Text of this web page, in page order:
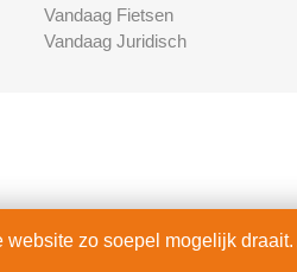
Vandaag Fietsen
Vandaag Juridisch
zo soepel mogelijk